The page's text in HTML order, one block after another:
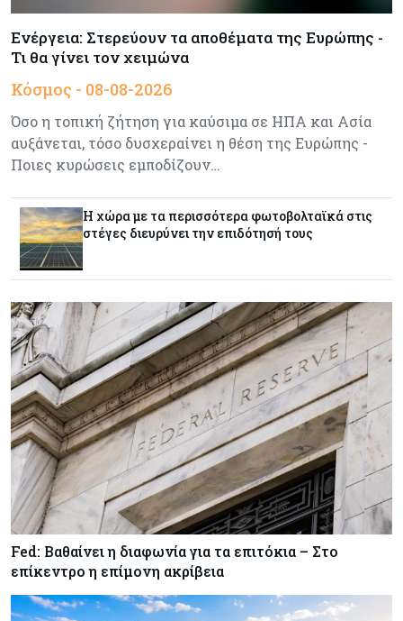
Η Τουρκία χτυπάει Ντουμπάι και Λονδίνο:
Φορολογικά κίνητρα για επαναπατρισμό
πλούσιων κατοίκων και επενδυτών
Από τα €150,6 εκατ. στα €112 εκατ. οι κρατικές
πιστώσεις για έρευνα στην Κύπρο
Κόσμος 07-08-2026
Παγκόσμιος συναγερμός για τις τιμές των
τροφίμων
Κύπρος 07-08-2026
Οι τιμές καθορίζουν την επιλογή παρόχου
κινητής στην Κύπρο
Κύπρος 07-08-2026
34.787 νέες εγγραφές οχημάτων στο επτάμηνο
- Άνοδος 11,5% σε σχέση με πέρσι
Κόσμος
ΕΚΤ: Αιφνιδιάστηκε από την πώληση ευρώ από
τις ΗΠΑ
Ενέργεια: Στερεύουν τα αποθέματα της Ευρώπης -
Τι θα γίνει τον χειμώνα
Κόσμος - 08-08-2026
Όσο η τοπική ζήτηση για καύσιμα σε ΗΠΑ και Ασία
αυξάνεται, τόσο δυσχεραίνει η θέση της Ευρώπης -
Ποιες κυρώσεις εμποδίζουν…
Η χώρα με τα περισσότερα φωτοβολταϊκά στις
στέγες διευρύνει την επιδότησή τους
Fed: Βαθαίνει η διαφωνία για τα επιτόκια – Στο
επίκεντρο η επίμονη ακρίβεια